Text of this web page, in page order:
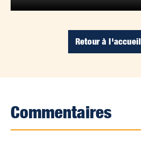
Retour à l'accueil
Commentaires